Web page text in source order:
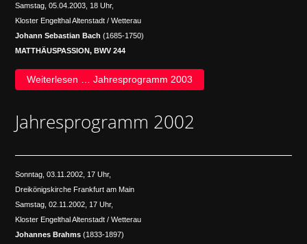
Samstag, 05.04.2003, 18 Uhr,
Kloster Engelthal Altenstadt / Wetterau
Johann Sebastian Bach (1685-1750)
MATTHÄUSPASSION, BWV 244
Weiterlesen … Jahresprogramm 2003
Jahresprogramm 2002
Sonntag, 03.11.2002, 17 Uhr,
Dreikönigskirche Frankfurt am Main
Samstag, 02.11.2002, 17 Uhr,
Kloster Engelthal Altenstadt / Wetterau
Johannes Brahms (1833-1897)